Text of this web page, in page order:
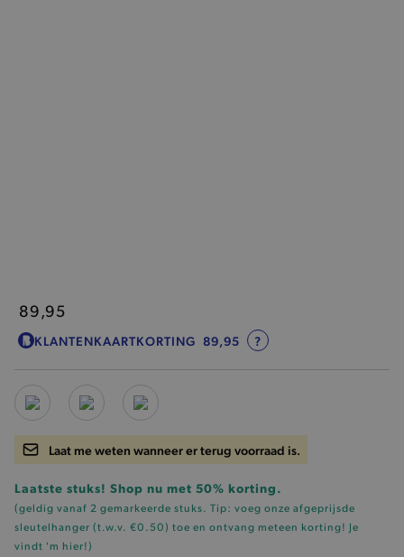
89,95
KLANTENKAARTKORTING 89,95 ?
Laat me weten wanneer er terug voorraad is.
Laatste stuks! Shop nu met 50% korting.
(geldig vanaf 2 gemarkeerde stuks. Tip: voeg onze afgeprijsde
sleutelhanger (t.w.v. €0.50) toe en ontvang meteen korting! Je
vindt 'm hier!)